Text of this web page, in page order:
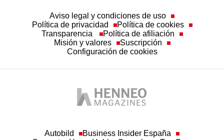
Misión y valores
Suscripción
Configuración de cookies
Business Insider España